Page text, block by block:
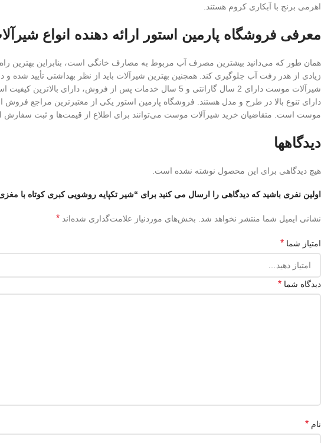
اهرمی برنج با آبکاری کروم هستند.
معرفی فروشگاه پارمین استور ارائه دهنده انواع
همان طور که می‌دانید بیشترین مصرف آب مربوط به مصارف خانگی است، بنابراین بهترین
زیادی از هدر رفت آب جلوگیری کند. همچنین بهترین شیرآلات باید از نظر بهداشتی تأیید شده
شیرآلات موست دارای 2 سال گارانتی و 5 سال خدمات پس از
دارای تنوع بالا در طرح و مدل هستند. فروشگاه پارمین استور یکی از معتبرترین مراجع فروش
موست است. متقاضیان خرید شیرآلات موست می‌توانند برای اطلاع از قیمت‌ها و ثبت سفارش از
دیدگاهها
هیچ دیدگاهی برای این محصول نوشته نشده است.
اولین نفری باشید که دیدگاهی را ارسال می کنید برای “شیر تکپایه روشویی کبری کوتاه با مغزی
نشانی ایمیل شما منتشر نخواهد شد. بخش‌های موردنیاز علامت‌گذاری شده‌اند *
امتیاز شما *
دیدگاه شما *
نام *